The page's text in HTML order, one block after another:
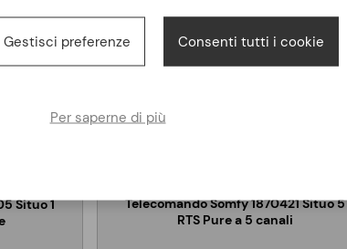
Situo 1
Telecomando Somfy 1870421 Situo 5
RTS Pure a 5 canali
Gestisci preferenze Consenti tutti i cookie
Per saperne di più